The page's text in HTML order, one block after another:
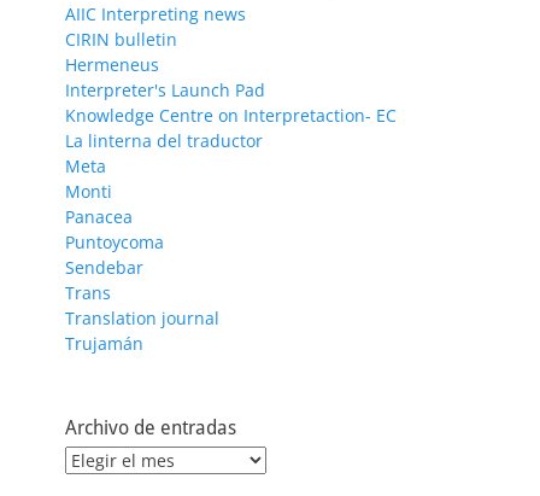
AIIC Interpreting news
CIRIN bulletin
Hermeneus
Interpreter's Launch Pad
Knowledge Centre on Interpretaction- EC
La linterna del traductor
Meta
Monti
Panacea
Puntoycoma
Sendebar
Trans
Translation journal
Trujamán
Archivo de entradas
Archivo